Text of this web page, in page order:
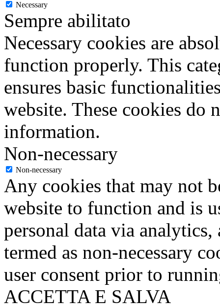
Necessary
Sempre abilitato
Necessary cookies are
function properly. This
ensures basic
website. These cookies do
information.
Non-necessary
Non-necessary
Any cookies that may not
website to function and is
personal data via analytics,
termed as non-necessary
user consent prior to
ACCETTA E SALVA